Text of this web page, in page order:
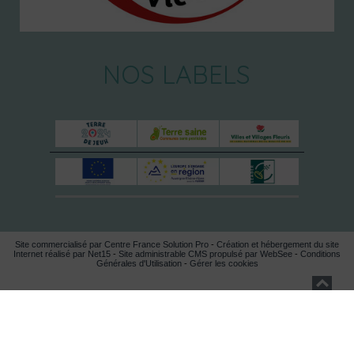
NOS LABELS
Site commercialisé par Centre France Solution Pro - Création et hébergement du site
Internet réalisé par Net15 - Site administrable CMS propulsé par WebSee - Conditions
Générales d'Utilisation- Gérer les cookies